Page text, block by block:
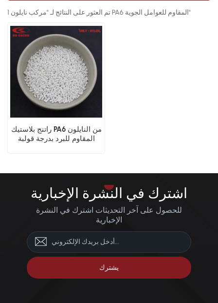
1 تم العثور على النتائج لـ "مركب نايلون PA6 المقاوم للعوامل الجوية"
راتنج بلاستيك PA6 من النايلون
المقاوم للبرد بدرجة قولبة
اشترك في النشرة الإخبارية
للحصول على آخر التحديثات اشترك في النشرة
الإخبارية